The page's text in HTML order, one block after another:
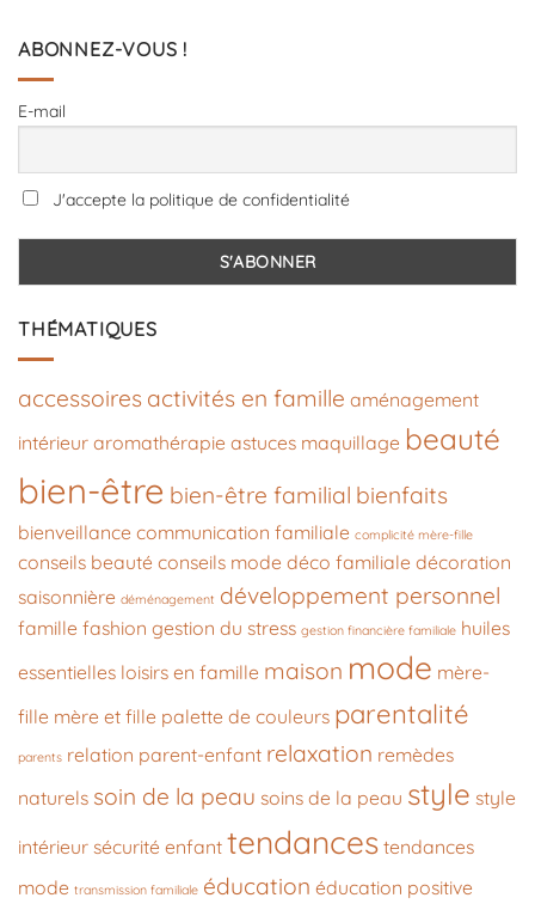
ABONNEZ-VOUS !
E-mail
J'accepte la politique de confidentialité
THÉMATIQUES
accessoires activités en famille aménagement
intérieur aromathérapie astuces maquillage beauté
bien-être bien-être familial bienfaits
bienveillance communication familiale complicité mère-fille
conseils beauté conseils mode déco familiale décoration
saisonnière déménagement développement personnel
famille fashion gestion du stress gestion financière familiale huiles
essentielles loisirs en famille maison mode mère-
fille mère et fille palette de couleurs parentalité
parents relation parent-enfant relaxation remèdes
naturels soin de la peau soins de la peau style style
intérieur sécurité enfant tendances tendances
mode transmission familiale éducation éducation positive